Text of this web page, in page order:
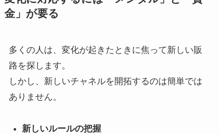
金」が要る
多くの人は、変化が起きたときに焦って新しい販
路を探します。
しかし、新しいチャネルを開拓するのは簡単では
ありません。
新しいルールの把握